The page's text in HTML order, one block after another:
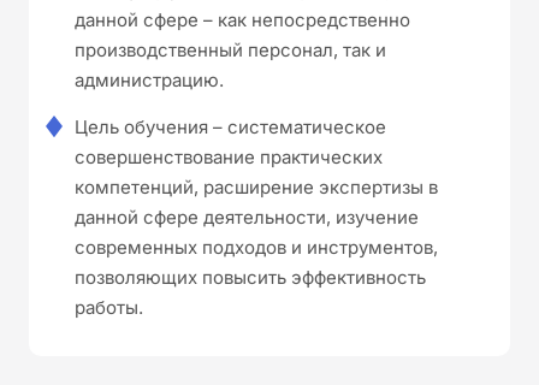
данной сфере – как непосредственно
производственный персонал, так и
администрацию.
Цель обучения – систематическое
совершенствование практических
компетенций, расширение экспертизы в
данной сфере деятельности, изучение
современных подходов и инструментов,
позволяющих повысить эффективность
работы.